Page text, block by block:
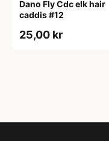
Dano Fly Cdc elk hair
caddis #12
25,00 kr